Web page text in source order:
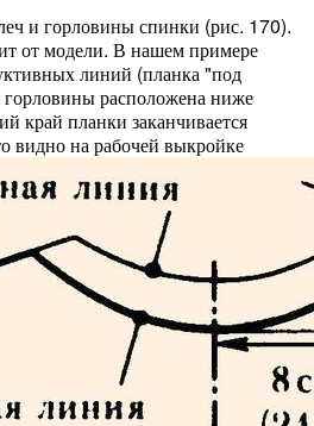
и горловины спинки (рис. 170).
от модели. В нашем примере
линий (планка "под
расположена ниже
край планки заканчивается
видно на рабочей выкройке